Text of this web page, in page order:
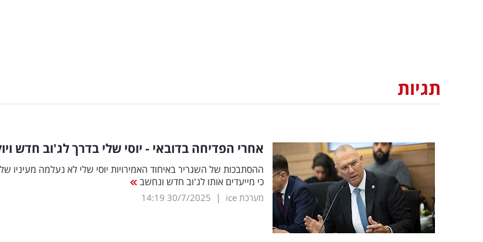
תגיות
אחרי הפדיחה בדובאי - יוסי שלי בדרך לג'וב חדש
ההסתבכות של השגריר באיחוד האמירויות יוסי שלי לא נעלמה מעיניו
כי מייעדים אותו לג'וב חדש ונחשב
מערכת ice |
30/7/2025
14:19